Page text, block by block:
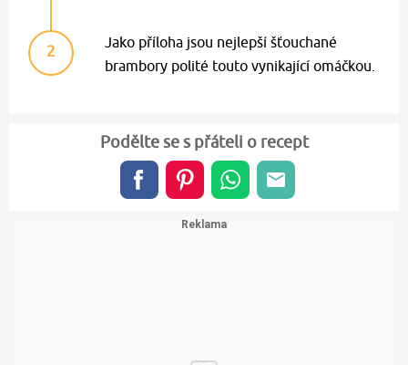
2
Jako příloha jsou nejlepší šťouchané
brambory polité touto vynikající omáčkou.
Podělte se s přáteli o recept